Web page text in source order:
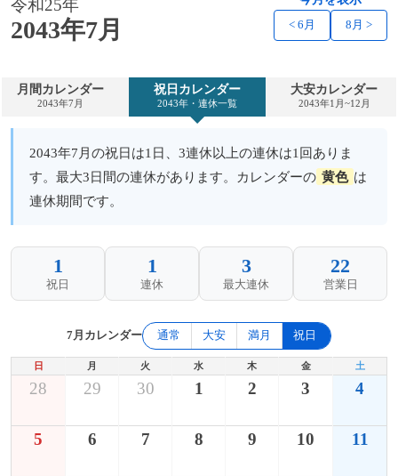
令和25年
2043年7月 < 6月 8月 >
月間カレンダー
2043年7月
祝日カレンダー
2043年・連休一覧
大安カレンダー
2043年1月~12月
2043年7月の祝日は1日、3連休以上の連休は1回ありま
す。最大3日間の連休があります。カレンダーの 黄色 は
連休期間です。
1
祝日
1
連休
3
最大連休
22
営業日
7月カレンダー 通常 大安 満月 祝日
日 月 火 水 木 金 土
28 29 30 1 2 3 4
5 6 7 8 9 10 11